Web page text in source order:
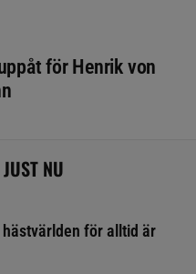
för Henrik von
NU
för alltid är